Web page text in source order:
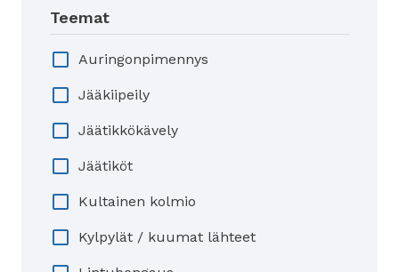
Teemat
Auringonpimennys
Jääkiipeily
Jäätikkökävely
Jäätiköt
Kultainen kolmio
Kylpylät / kuumat lähteet